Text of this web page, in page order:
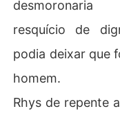
desmoronaria
resquício de
podia deixar que
homem.
Rhys de repente